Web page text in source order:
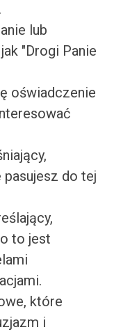
lub
"Drogi Panie
oświadczenie
do tej
to jest
które
i